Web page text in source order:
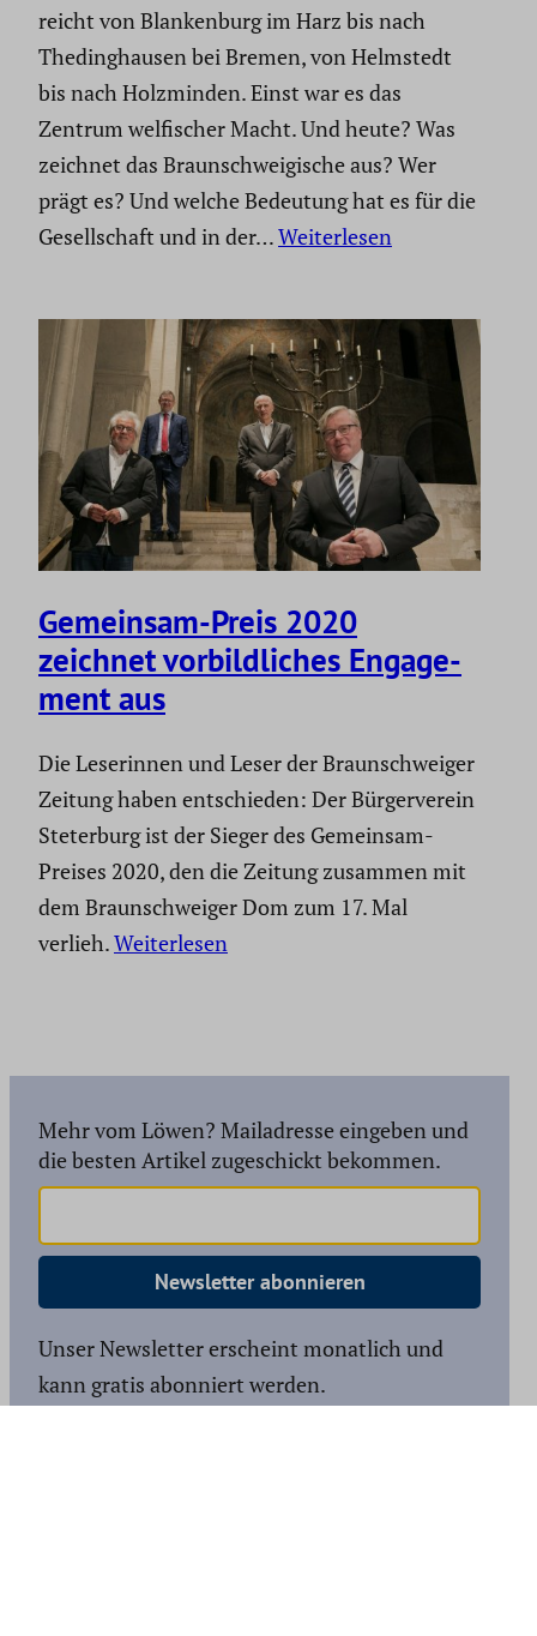
reicht von Blanken­burg im Harz bis nach
Theding­hausen bei Bremen, von Helmstedt
bis nach Holzminden. Einst war es das
Zentrum welfi­scher Macht. Und heute? Was
zeichnet das Braun­schwei­gi­sche aus? Wer
prägt es? Und welche Bedeutung hat es für die
Gesell­schaft und in der…Weiterlesen
Gemeinsam-Preis 2020
zeichnet vorbild­li­ches Engage­
ment aus
Die Leserinnen und Leser der Braunschweiger
Zeitung haben entschieden: Der Bürgerverein
Steterburg ist der Sieger des Gemeinsam-
Preises 2020, den die Zeitung zusammen mit
dem Braunschweiger Dom zum 17. Mal
verlieh.Weiterlesen
Mehr vom Löwen? Mailadresse eingeben und
die besten Artikel zugeschickt bekommen.
Newsletter abonnieren
Unser Newsletter erscheint monatlich und
kann gratis abonniert werden.